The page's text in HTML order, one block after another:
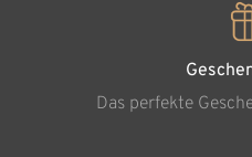
Das perfekte